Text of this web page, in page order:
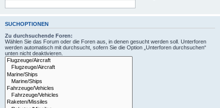
SUCHOPTIONEN
Zu durchsuchende Foren:
Wählen Sie das Forum oder die Foren aus, in denen gesucht werden soll. Unterforen
werden automatisch mit durchsucht, sofern Sie die Option „Unterforen durchsuchen“
unten nicht deaktivieren.